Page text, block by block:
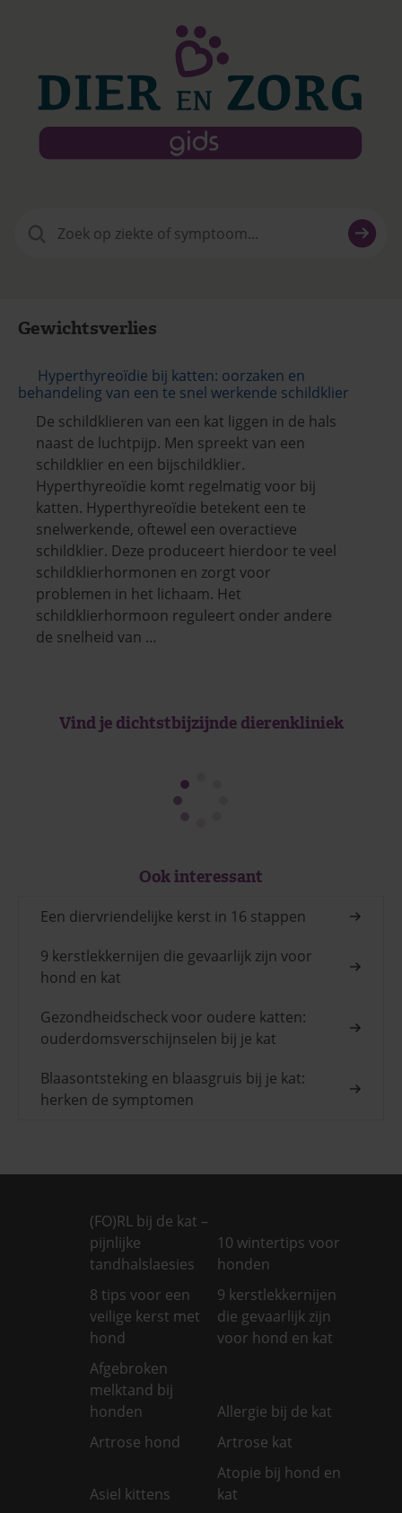
naar:
Gewichtsverlies
Hyperthyreoïdie bij katten: oorzaken en
behandeling van een te snel werkende schildklier
De schildklieren van een kat liggen in de hals
naast de luchtpijp. Men spreekt van een
schildklier en een bijschildklier.
Hyperthyreoïdie komt regelmatig voor bij
katten. Hyperthyreoïdie betekent een te
snelwerkende, oftewel een overactieve
schildklier. Deze produceert hierdoor te veel
schildklierhormonen en zorgt voor
problemen in het lichaam. Het
schildklierhormoon reguleert onder andere
de snelheid van …
Vind je dichtstbijzijnde dierenkliniek
Ook interessant
Een diervriendelijke kerst in 16 stappen
9 kerstlekkernijen die gevaarlijk zijn voor
hond en kat
Gezondheidscheck voor oudere katten:
ouderdomsverschijnselen bij je kat
Blaasontsteking en blaasgruis bij je kat:
herken de symptomen
(FO)RL bij de kat –
pijnlijke
tandhalslaesies
10 wintertips voor
honden
8 tips voor een
veilige kerst met
hond
9 kerstlekkernijen
die gevaarlijk zijn
voor hond en kat
Afgebroken
melktand bij
honden
Allergie bij de kat
Artrose hond
Artrose kat
Asiel kittens
Atopie bij hond en
kat